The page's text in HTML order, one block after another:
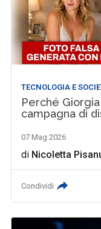
TECNOLOGIA E
Perché
campagna di
07 Mag 2026
di Nicoletta
Condividi